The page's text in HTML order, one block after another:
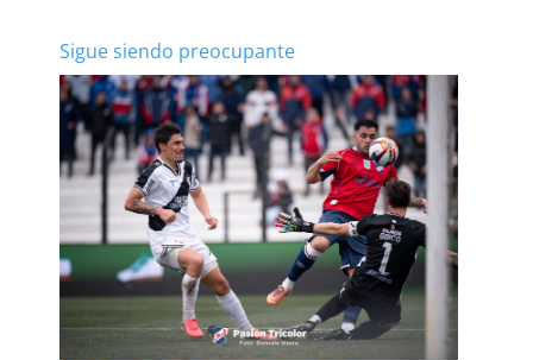
Sigue siendo preocupante